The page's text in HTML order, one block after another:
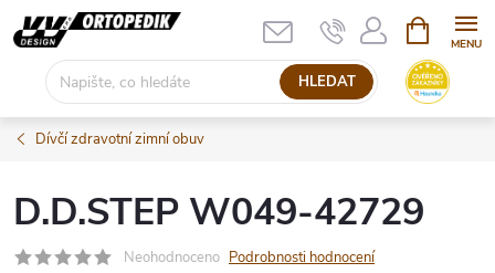
Přejít
na
HLEDAT
NÁKUPNÍ
KOŠÍK
Dívčí zdravotní zimní obuv
D.D.STEP W049-42729
Neohodnoceno Podrobnosti hodnocení